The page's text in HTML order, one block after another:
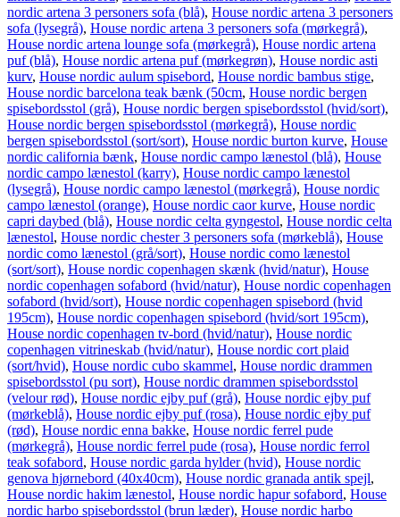
nordic artena 3 personers sofa (blå), House nordic artena 3 personers
sofa (lysegrå), House nordic artena 3 personers sofa (mørkegrå),
House nordic artena lounge sofa (mørkegrå), House nordic artena
puf (blå), House nordic artena puf (mørkegrøn), House nordic asti
kurv, House nordic aulum spisebord, House nordic bambus stige,
House nordic barcelona teak bænk (50cm, House nordic bergen
spisebordsstol (grå), House nordic bergen spisebordsstol (hvid/sort),
House nordic bergen spisebordsstol (mørkegrå), House nordic
bergen spisebordsstol (sort/sort), House nordic burton kurve, House
nordic california bænk, House nordic campo lænestol (blå), House
nordic campo lænestol (karry), House nordic campo lænestol
(lysegrå), House nordic campo lænestol (mørkegrå), House nordic
campo lænestol (orange), House nordic caor kurve, House nordic
capri daybed (blå), House nordic celta gyngestol, House nordic celta
lænestol, House nordic chester 3 personers sofa (mørkeblå), House
nordic como lænestol (grå/sort), House nordic como lænestol
(sort/sort), House nordic copenhagen skænk (hvid/natur), House
nordic copenhagen sofabord (hvid/natur), House nordic copenhagen
sofabord (hvid/sort), House nordic copenhagen spisebord (hvid
195cm), House nordic copenhagen spisebord (hvid/sort 195cm),
House nordic copenhagen tv-bord (hvid/natur), House nordic
copenhagen vitrineskab (hvid/natur), House nordic cort plaid
(sort/hvid), House nordic cubo skammel, House nordic drammen
spisebordsstol (pu sort), House nordic drammen spisebordsstol
(velour rød), House nordic ejby puf (grå), House nordic ejby puf
(mørkeblå), House nordic ejby puf (rosa), House nordic ejby puf
(rød), House nordic enna bakke, House nordic ferrel pude
(mørkegrå), House nordic ferrel pude (rosa), House nordic ferrol
teak sofabord, House nordic garda hylder (hvid), House nordic
genova hjørnebord (40x40cm), House nordic granada antik spejl,
House nordic hakim lænestol, House nordic hapur sofabord, House
nordic harbo spisebordsstol (brun læder), House nordic harbo